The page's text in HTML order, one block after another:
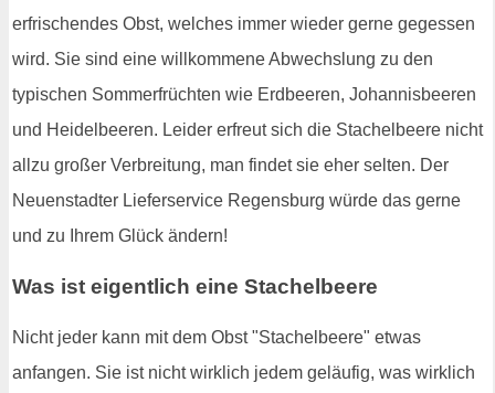
erfrischendes Obst, welches immer wieder gerne gegessen
wird. Sie sind eine willkommene Abwechslung zu den
typischen Sommerfrüchten wie Erdbeeren, Johannisbeeren
und Heidelbeeren. Leider erfreut sich die Stachelbeere nicht
allzu großer Verbreitung, man findet sie eher selten. Der
Neuenstadter Lieferservice Regensburg würde das gerne
und zu Ihrem Glück ändern!
Was ist eigentlich eine Stachelbeere
Nicht jeder kann mit dem Obst "Stachelbeere" etwas
anfangen. Sie ist nicht wirklich jedem geläufig, was wirklich